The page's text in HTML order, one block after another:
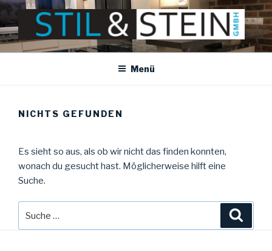
Zum
Inhalt
springen
STIL STEIN
Stil & Stein GmbH
Menü
NICHTS GEFUNDEN
Es sieht so aus, als ob wir nicht das finden konnten,
wonach du gesucht hast. Möglicherweise hilft eine
Suche.
nach: